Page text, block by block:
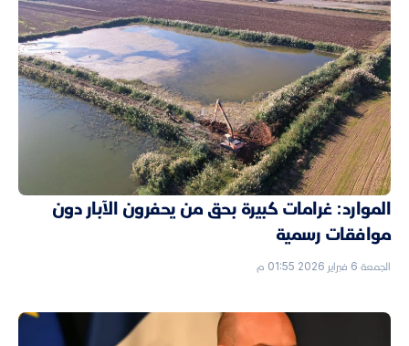
الموارد: غرامات كبيرة بحق من يحفرون الآبار دون
موافقات رسمية
الجمعة 6 فبراير 2026 01:55 م